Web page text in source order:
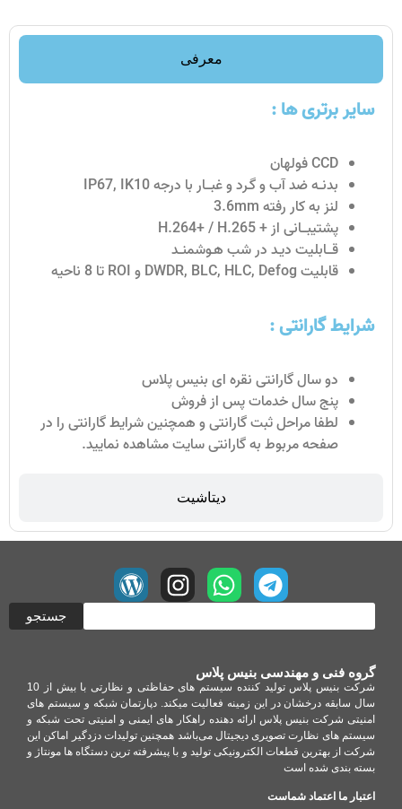
معرفی
دیتاشیت
سایر برتری ها :
CCD فولهان
بدنــه ضد آب و گـرد و غبـــار با درجه IP67, IK10
لنز به کار رفته 3.6mm
پشتیبـــانی از + H.264+ / H.265
قـــابلیت دیـد در شب هـوشمنــد
قابلیت DWDR, BLC, HLC, Defog و ROI تا 8 ناحیه
شرایط گارانتی :
دو سال گارانتی نقره ای بنیس پلاس
پنج سال خدمات پس از فروش
لطفا مراحل ثبت گارانتی و همچنین شرایط گارانتی را در
صفحه مربوط به گارانتی سایت مشاهده نمایید.
جستجو
گروه فنی و مهندسی بنیس پلاس
شرکت بنیس پلاس تولید کننده سیستم های حفاظتی و نظارتی با بیش از 10
سال سابقه درخشان در این زمینه فعالیت میکند. دپارتمان شبکه و سیستم های
امنیتی شرکت بنیس پلاس ارائه دهنده راهکار های ایمنی و امنیتی تحت شبکه و
سیستم های نظارت تصویری دیجیتال می‌باشد همچنین تولیدات دزدگیر اماکن این
شرکت از بهترین قطعات الکترونیکی تولید و با پیشرفته ترین دستگاه ها مونتاژ و
بسته بندی شده است
اعتبار ما اعتماد شماست